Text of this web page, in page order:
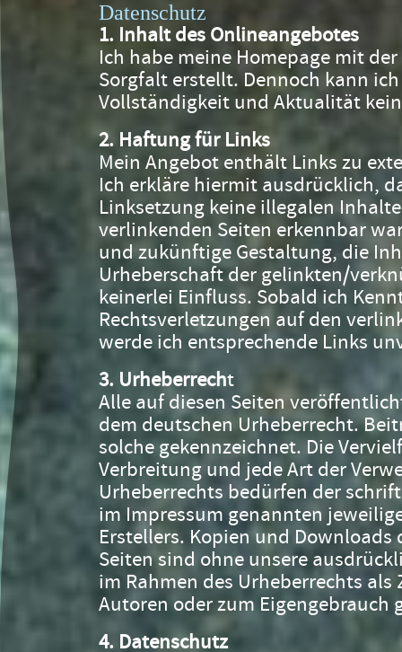
Datenschutz
1. Inhalt des Onlineangebotes
Ich habe meine Homepage mit
Sorgfalt erstellt. Dennoch kann
Vollständigkeit und Aktualität
2. Haftung für Links
Mein Angebot enthält Links zu
Ich erkläre hiermit ausdrücklich,
Linksetzung keine illegalen
verlinkenden Seiten erkennbar
und zukünftige Gestaltung, die
Urheberschaft der gelinkten/
keinerlei Einfluss. Sobald ich
Rechtsverletzungen auf den
werde ich entsprechende Links
3. Urheberrecht
Alle auf diesen Seiten
dem deutschen Urheberrecht.
solche gekennzeichnet. Die
Verbreitung und jede Art der
Urheberrechts bedürfen der
im Impressum genannten
Erstellers. Kopien und Downloads
Seiten sind ohne unsere
im Rahmen des Urheberrechts
Autoren oder zum Eigengebrauch
4. Datenschutz